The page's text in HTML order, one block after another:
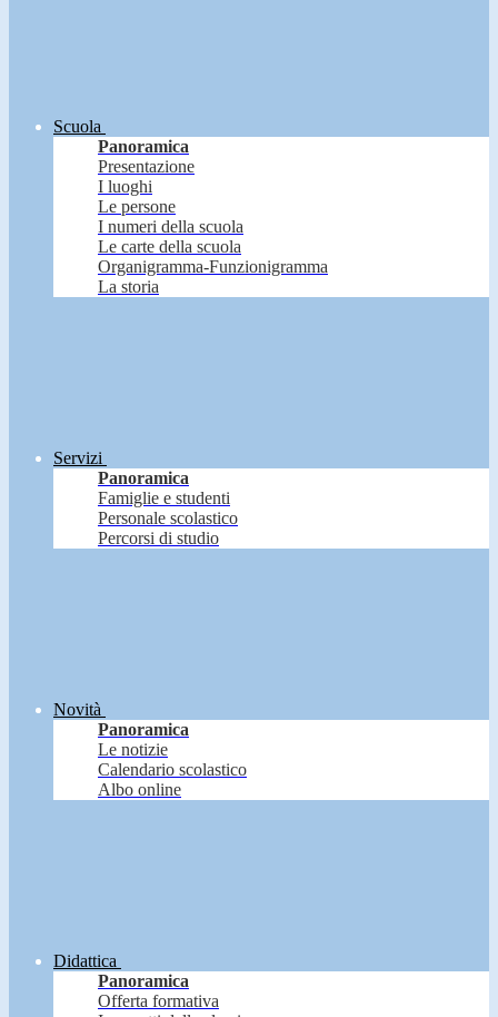
Scuola
Panoramica
Presentazione
I luoghi
Le persone
I numeri della scuola
Le carte della scuola
Organigramma-Funzionigramma
La storia
Servizi
Panoramica
Famiglie e studenti
Personale scolastico
Percorsi di studio
Novità
Panoramica
Le notizie
Calendario scolastico
Albo online
Didattica
Panoramica
Offerta formativa